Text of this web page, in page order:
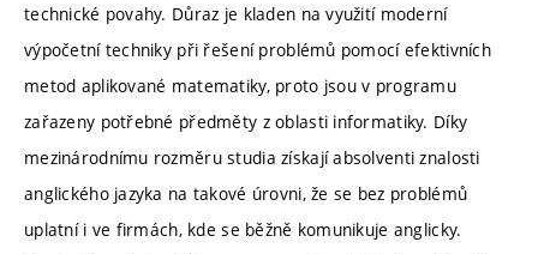
technické povahy. Důraz je kladen na využití moderní
výpočetní techniky při řešení problémů pomocí efektivních
metod aplikované matematiky, proto jsou v programu
zařazeny potřebné předměty z oblasti informatiky. Díky
mezinárodnímu rozměru studia získají absolventi znalosti
anglického jazyka na takové úrovni, že se bez problémů
uplatní i ve firmách, kde se běžně komunikuje anglicky.